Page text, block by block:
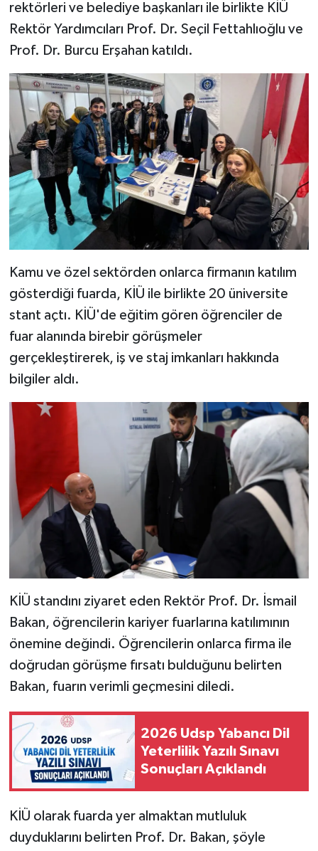
rektörleri ve belediye başkanları ile birlikte KİÜ
Rektör Yardımcıları Prof. Dr. Seçil Fettahlıoğlu ve
Prof. Dr. Burcu Erşahan katıldı.
Kamu ve özel sektörden onlarca firmanın katılım
gösterdiği fuarda, KİÜ ile birlikte 20 üniversite
stant açtı. KİÜ'de eğitim gören öğrenciler de
fuar alanında birebir görüşmeler
gerçekleştirerek, iş ve staj imkanları hakkında
bilgiler aldı.
KİÜ standını ziyaret eden Rektör Prof. Dr. İsmail
Bakan, öğrencilerin kariyer fuarlarına katılımının
önemine değindi. Öğrencilerin onlarca firma ile
doğrudan görüşme fırsatı bulduğunu belirten
Bakan, fuarın verimli geçmesini diledi.
2026 Udsp Yabancı Dil
Yeterlilik Yazılı Sınavı
Sonuçları Açıklandı
KİÜ olarak fuarda yer almaktan mutluluk
duyduklarını belirten Prof. Dr. Bakan, şöyle